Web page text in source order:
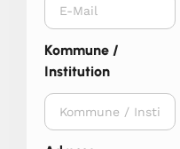
Kommune /
Institution